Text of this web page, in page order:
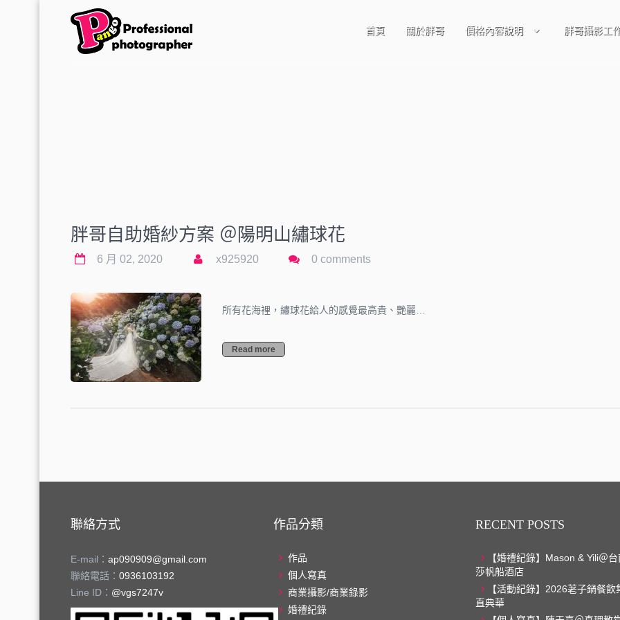
首頁 關於胖哥 價格內容說明 胖哥攝影工
胖哥自助婚紗方案 ＠陽明山繡球花
6 月 02, 2020 x925920 0 comments
所有花海裡，繡球花給人的感覺最高貴、艷麗…
Read more
聯絡方式
E-mail： ap090909@gmail.com
聯絡電話： 0936103192
Line ID： @vgs7247v
作品分類
作品
個人寫真
商業攝影/商業錄影
婚禮紀錄
RECENT POSTS
【婚禮紀錄】Mason & Yili＠
莎帆船酒店
【活動紀錄】2026荖子鍋餐飲
直典華